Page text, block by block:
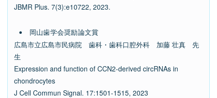
JBMR Plus. 7(3):e10722, 2023.
岡山歯学会奨励論文賞
広島市立広島市民病院 歯科・歯科口腔外科 加藤 壮真 先
生
Expression and function of CCN2-derived circRNAs in
chondrocytes
J Cell Commun Signal. 17:1501-1515, 2023